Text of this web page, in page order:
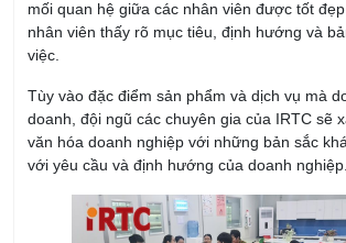
mối quan hệ giữa các nhân viên được tốt
nhân viên thấy rõ mục tiêu, định hướng và
việc.
Tùy vào đặc điểm sản phẩm và dịch vụ mà
doanh, đội ngũ các chuyên gia của IRTC sẽ
văn hóa doanh nghiệp với những bản sắc
với yêu cầu và định hướng của doanh nghiệp.